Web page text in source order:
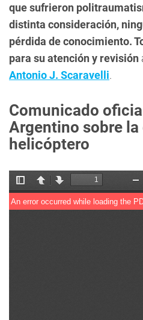
que sufrieron
distinta consideración,
pérdida de conocimiento.
para su atención y revisión
Antonio J. Scaravelli.
Comunicado
Argentino sobre la
helicóptero